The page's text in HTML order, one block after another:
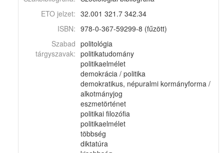
ETO jelzet: 32.001 321.7 342.34
ISBN: 978-0-367-59299-8 (fűzött)
Szabad
tárgyszavak:
politológia
politikatudomány
politikaelmélet
demokrácia / politika
demokratikus, népuralmi kormányforma /
alkotmányjog
eszmetörténet
politikai filozófia
politikaelmélet
többség
diktatúra